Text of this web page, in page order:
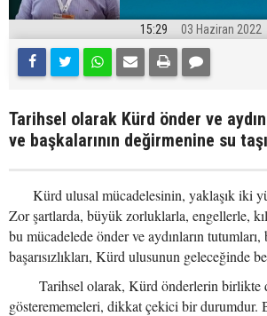
15:29 03 Haziran 2022
Tarihsel olarak Kürd önder ve
ve başkalarının değirmenine su
Kürd ulusal mücadelesinin, yaklaşık iki
Zor şartlarda, büyük zorluklarla, engellerle,
bu mücadelede önder ve aydınların tutumları,
başarısızlıkları, Kürd ulusunun geleceğinde
Tarihsel olarak, Kürd önderlerin birlikte
gösterememeleri, dikkat çekici bir durumdur.